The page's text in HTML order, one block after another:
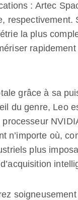
: Artec
respectivement.
la plus
grâce à sa
du genre, Leo
n’importe où,
plus